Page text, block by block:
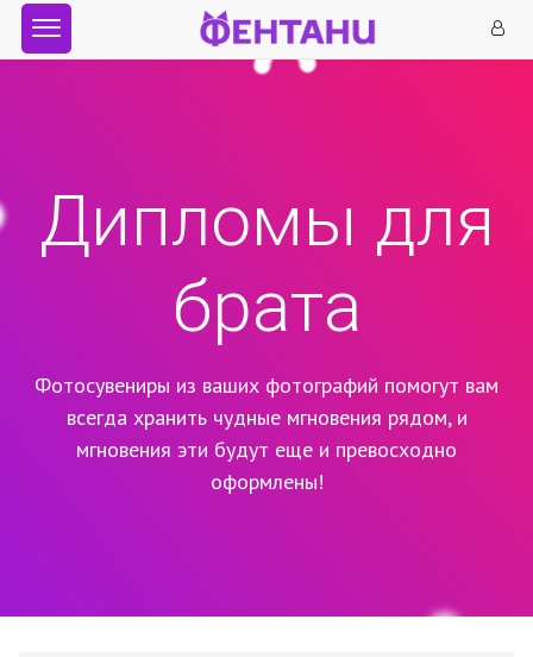
Дипломы для
брата
Фотосувениры из ваших фотографий помогут вам
всегда хранить чудные мгновения рядом, и
мгновения эти будут еще и превосходно
оформлены!